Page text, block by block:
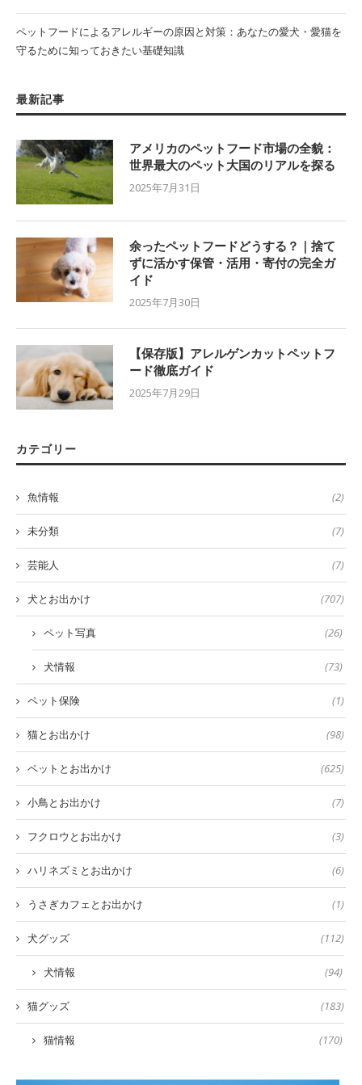
ペットフードによるアレルギーの原因と対策：あなたの愛犬・愛猫を
守るために知っておきたい基礎知識
最新記事
アメリカのペットフード市場の全貌：
世界最大のペット大国のリアルを探る
2025年7月31日
余ったペットフードどうする？｜捨て
ずに活かす保管・活用・寄付の完全ガ
イド
2025年7月30日
【保存版】アレルゲンカットペットフ
ード徹底ガイド
2025年7月29日
カテゴリー
魚情報 (2)
未分類 (7)
芸能人 (7)
犬とお出かけ (707)
ペット写真 (26)
犬情報 (73)
ペット保険 (1)
猫とお出かけ (98)
ペットとお出かけ (625)
小鳥とお出かけ (7)
フクロウとお出かけ (3)
ハリネズミとお出かけ (6)
うさぎカフェとお出かけ (1)
犬グッズ (112)
犬情報 (94)
猫グッズ (183)
猫情報 (170)